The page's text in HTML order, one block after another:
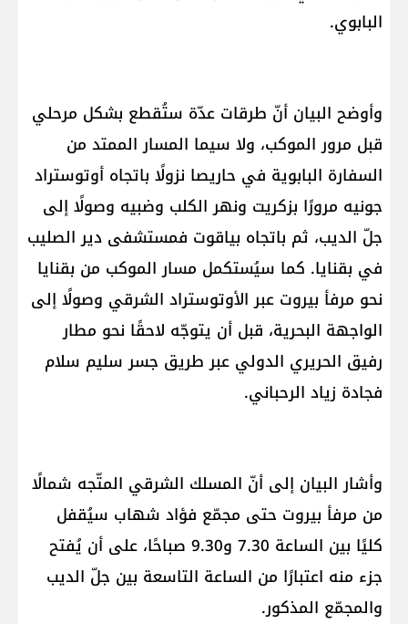
البابوي.
وأوضح البيان أنّ طرقات عدّة ستُقطع بشكل مرحلي
قبل مرور الموكب، ولا سيما المسار الممتد من
السفارة البابوية في حاريصا نزولًا باتجاه أوتوستراد
جونيه مرورًا بزكريت ونهر الكلب وضبيه وصولًا إلى
جلّ الديب، ثم باتجاه بياقوت فمستشفى دير الصليب
في بقنايا. كما سيُستكمل مسار الموكب من بقنايا
نحو مرفأ بيروت عبر الأوتوستراد الشرقي وصولًا إلى
الواجهة البحرية، قبل أن يتوجّه لاحقًا نحو مطار
رفيق الحريري الدولي عبر طريق جسر سليم سلام
فجادة زياد الرحباني.
وأشار البيان إلى أنّ المسلك الشرقي المتّجه شمالًا
من مرفأ بيروت حتى مجمّع فؤاد شهاب سيُقفل
كليًا بين الساعة 7.30 و9.30 صباحًا، على أن يُفتح
جزء منه اعتبارًا من الساعة التاسعة بين جلّ الديب
والمجمّع المذكور.